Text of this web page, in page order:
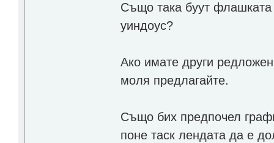
Също така буут
уиндоус?
Ако имате други
моля предлагайте.
Също бих предпочел
поне таск лендата да е